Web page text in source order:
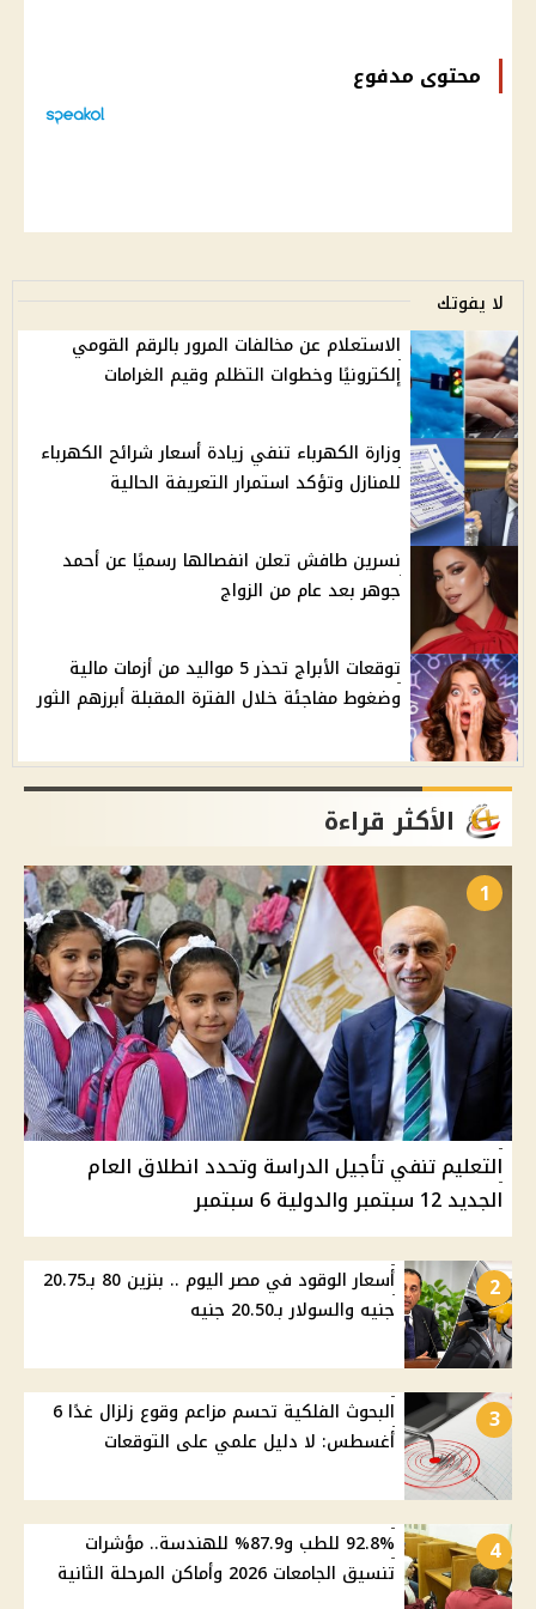
محتوى مدفوع
لا يفوتك
الاستعلام عن مخالفات المرور بالرقم القومي
إلكترونيًا وخطوات التظلم وقيم الغرامات
وزارة الكهرباء تنفي زيادة أسعار شرائح الكهرباء
للمنازل وتؤكد استمرار التعريفة الحالية
نسرين طافش تعلن انفصالها رسميًا عن أحمد
جوهر بعد عام من الزواج
توقعات الأبراج تحذر 5 مواليد من أزمات مالية
وضغوط مفاجئة خلال الفترة المقبلة أبرزهم الثور
الأكثر قراءة
1
التعليم تنفي تأجيل الدراسة وتحدد انطلاق العام
الجديد 12 سبتمبر والدولية 6 سبتمبر
2
أسعار الوقود في مصر اليوم .. بنزين 80 بـ20.75
جنيه والسولار بـ20.50 جنيه
3
البحوث الفلكية تحسم مزاعم وقوع زلزال غدًا 6
أغسطس: لا دليل علمي على التوقعات
4
92.8% للطب و87.9% للهندسة.. مؤشرات
تنسيق الجامعات 2026 وأماكن المرحلة الثانية